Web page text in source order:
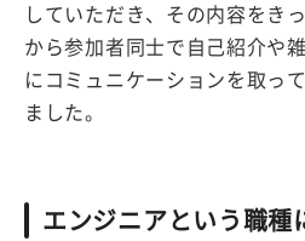
していただき、その内容をき
から参加者同士で自己紹介や
にコミュニケーションを取っ
ました。
エンジニアという職種